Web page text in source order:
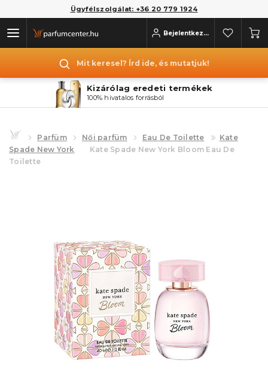
Ügyfélszolgálat: +36 20 779 1924
Bejelentkezés
Mit keresel? Írd ide, és mutatjuk!
Kizárólag eredeti termékek
100% hivatalos forrásból
Parfüm Női parfüm Eau De Toilette
Kate
Spade New York
Kate Spade New York Bloom Eau De
Toilette